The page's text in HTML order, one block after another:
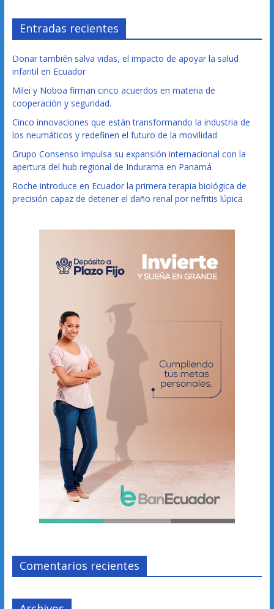
Entradas recientes
Donar también salva vidas, el impacto de apoyar la salud
infantil en Ecuador
Milei y Noboa firman cinco acuerdos en materia de
cooperación y seguridad.
Cinco innovaciones que están transformando la industria de
los neumáticos y redefinen el futuro de la movilidad
Grupo Consenso impulsa su expansión internacional con la
apertura del hub regional de Indurama en Panamá
Roche introduce en Ecuador la primera terapia biológica de
precisión capaz de detener el daño renal por nefritis lúpica
Comentarios recientes